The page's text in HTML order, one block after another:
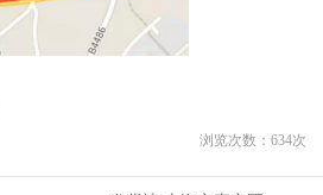
浏览次数： 634次